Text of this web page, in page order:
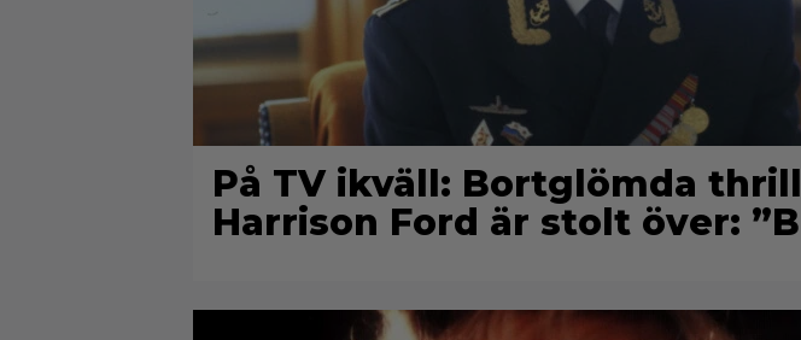
På TV ikväll: Bortglömda
Harrison Ford är stolt över: